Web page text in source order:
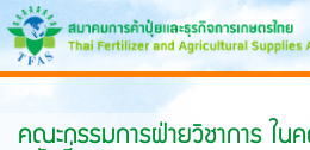
คณะกรรมการฝ่ายวิชาการ ใน